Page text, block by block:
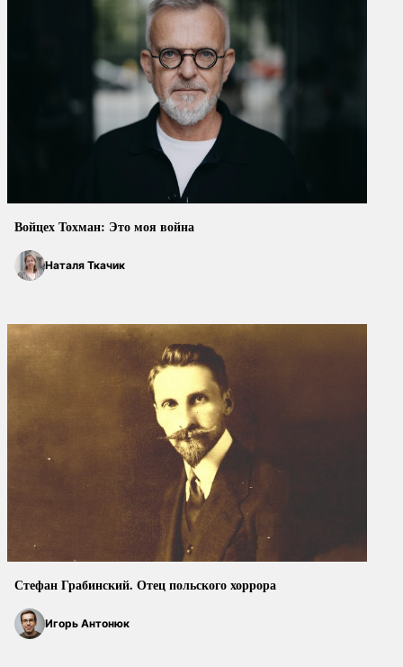
Войцех Тохман: Это моя война
Наталя Ткачик
Стефан Грабинский. Отец польского хоррора
Игорь Антонюк